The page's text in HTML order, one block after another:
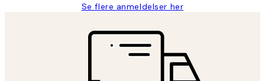
Se flere anmeldelser her